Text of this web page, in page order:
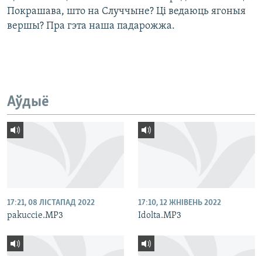
Покрашава, што на Случчыне? Ці ведаюць ягоныя
вершы? Пра гэта наша падарожжа.
Аўдыё
17:21, 08 ЛІСТАПАД 2022
pakuccie.MP3
17:10, 12 ЖНІВЕНЬ 2022
Idolta.MP3